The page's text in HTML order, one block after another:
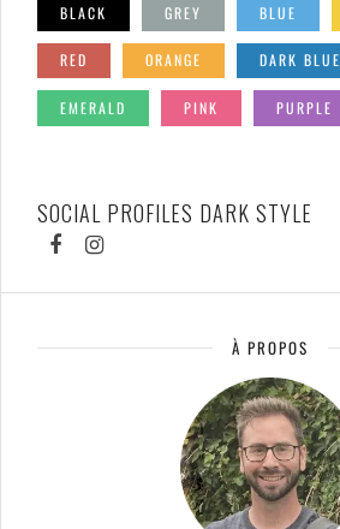
BLACK GREY BLUE
RED ORANGE DARK BLUE
EMERALD PINK PURPLE
SOCIAL PROFILES DARK STYLE
À PROPOS